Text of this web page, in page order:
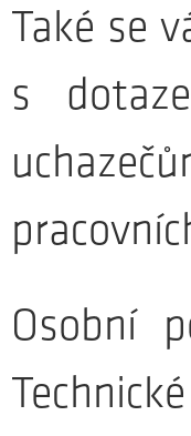
Také se
s
Osobní